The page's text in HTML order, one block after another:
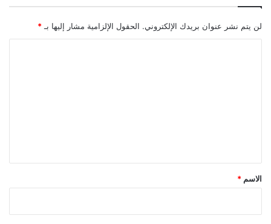
لن يتم نشر عنوان بريدك الإلكتروني. الحقول الإلزامية مشار إليها بـ *
*
الاسم *